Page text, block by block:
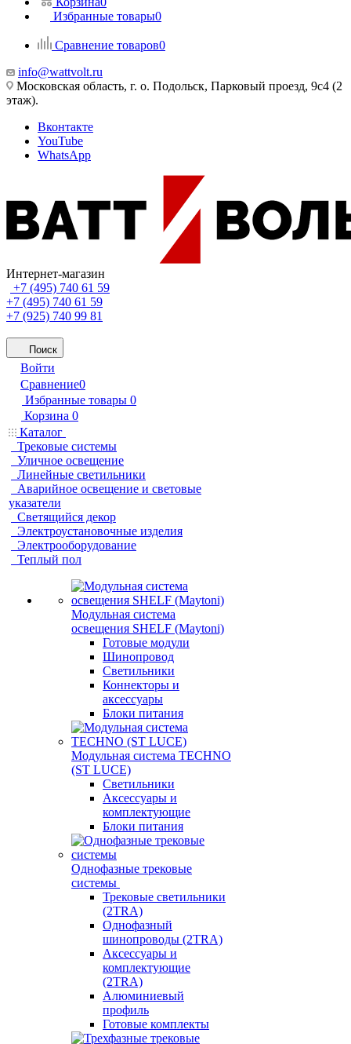
Избранные товары0
Сравнение товаров0
info@wattvolt.ru
Московская область, г. о. Подольск, Парковый проезд, 9с4 (2
этаж).
Вконтакте
YouTube
WhatsApp
Интернет-магазин
+7 (495) 740 61 59
+7 (495) 740 61 59
+7 (925) 740 99 81
Поиск
Войти
Сравнение0
Избранные товары 0
Корзина 0
Каталог
Трековые системы
Уличное освещение
Линейные светильники
Аварийное освещение и световые
указатели
Светящийся декор
Электроустановочные изделия
Электрооборудование
Теплый пол
Модульная система
освещения SHELF (Maytoni)
Готовые модули
Шинопровод
Светильники
Коннекторы и
аксессуары
Блоки питания
Модульная система TECHNO
(ST LUCE)
Светильники
Аксессуары и
комплектующие
Блоки питания
Однофазные трековые
системы
Трековые светильники
(2TRA)
Однофазный
шинопроводы (2TRA)
Аксессуары и
комплектующие
(2TRA)
Алюминиевый
профиль
Готовые комплекты